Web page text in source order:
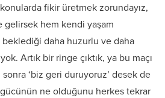
fikir üretmek zorundayız,
hem kendi yaşam
beklediği daha huzurlu ve daha
Artık bir ringe çıktık, ya bu maçı
‘biz geri duruyoruz’ desek de
ne olduğunu herkes tekrar